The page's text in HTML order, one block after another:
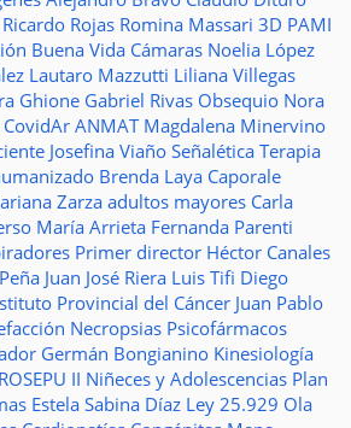
Rojas Romina Massari 3D PAMI
Buena Vida Cámaras Noelia López
Lautaro Mazzutti Liliana Villegas
Ghione Gabriel Rivas Obsequio Nora
CovidAr ANMAT Magdalena Minervino
Josefina Viaño Señalética Terapia
Brenda Laya Caporale
Zarzaadultos mayores Carla
María Arrieta Fernanda Parenti
Primer director Héctor Canales
Juan José Riera Luis Tifi Diego
Provincial del Cáncer Juan Pablo
Necropsias Psicofármacos
Germán Bongianino Kinesiología
II Niñeces y Adolescencias Plan
Estela Sabina Díaz Ley 25.929 Ola